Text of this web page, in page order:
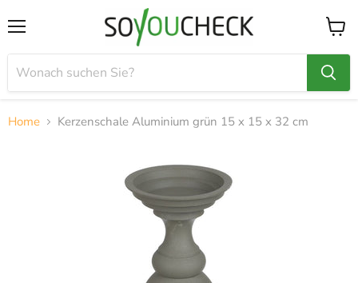
Home Kerzenschale Aluminium grün 15 x 15 x 32 cm